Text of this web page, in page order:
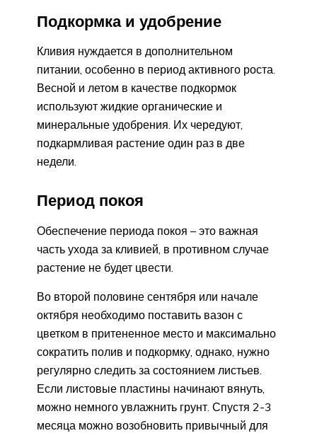
Подкормка и удобрение
Кливия нуждается в дополнительном
питании, особенно в период активного роста.
Весной и летом в качестве подкормок
используют жидкие органические и
минеральные удобрения. Их чередуют,
подкармливая растение один раз в две
недели.
Период покоя
Обеспечение периода покоя – это важная
часть ухода за кливией, в противном случае
растение не будет цвести.
Во второй половине сентября или начале
октября необходимо поставить вазон с
цветком в притененное место и максимально
сократить полив и подкормку, однако, нужно
регулярно следить за состоянием листьев.
Если листовые пластины начинают вянуть,
можно немного увлажнить грунт. Спустя 2-3
месяца можно возобновить привычный для